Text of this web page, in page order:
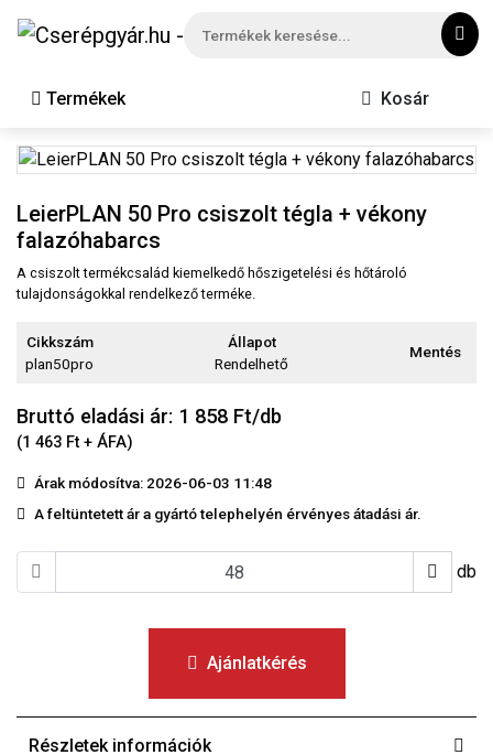
Termékek Kosár
LeierPLAN 50 Pro csiszolt tégla + vékony
falazóhabarcs
A csiszolt termékcsalád kiemelkedő hőszigetelési és hőtároló
tulajdonságokkal rendelkező terméke.
Cikkszám
plan50pro
Állapot
Rendelhető
Mentés
Bruttó eladási ár: 1 858 Ft/db
(1 463 Ft + ÁFA)
Árak módosítva: 2026-06-03 11:48
A feltüntetett ár a gyártó telephelyén érvényes átadási ár.
db
Ajánlatkérés
Részletek információk